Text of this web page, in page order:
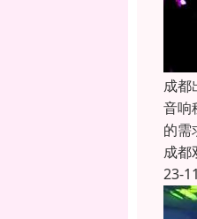
成都
音响
的需
成都
23-